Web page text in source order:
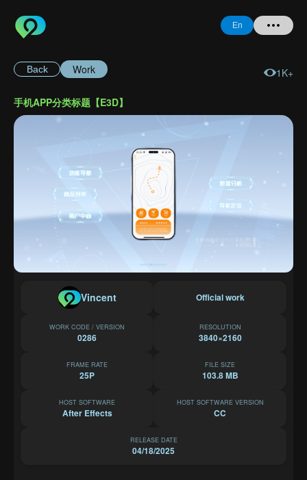
En
Forgot
Password
Back Work 1K+
手机APP分类标题【E3D】
Vincent Official work
WORK CODE / VERSION
0286
RESOLUTION
3840×2160
FRAME RATE
25P
FILE SIZE
103.8 MB
HOST SOFTWARE
After Effects
HOST SOFTWARE VERSION
CC
RELEASE DATE
04/18/2025